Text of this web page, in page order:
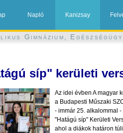
Napló Kanizsay
Gimnázium,
síp" kerületi
Az idei évben A magyar
a Budapesti Műszaki
- immár 25. alkalommal
"Hatágú síp" Kerületi
ahol a diákok határon